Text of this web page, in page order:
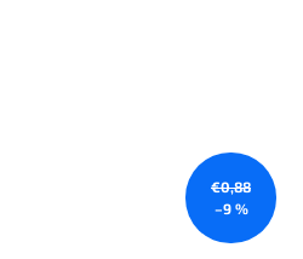
€0,88
–9 %